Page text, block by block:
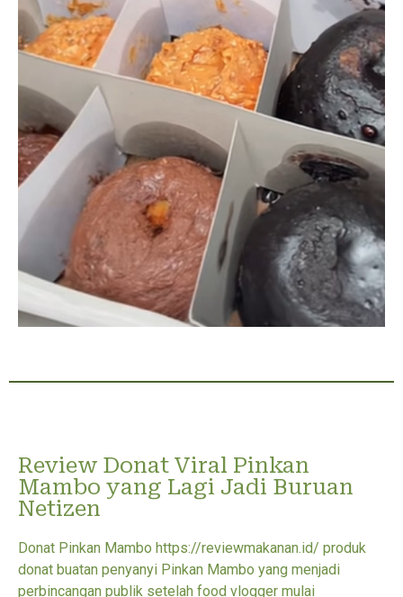
Review Donat Viral Pinkan
Mambo yang Lagi Jadi Buruan
Netizen
Donat Pinkan Mambo https://reviewmakanan.id/ produk
donat buatan penyanyi Pinkan Mambo yang menjadi
perbincangan publik setelah food vlogger mulai